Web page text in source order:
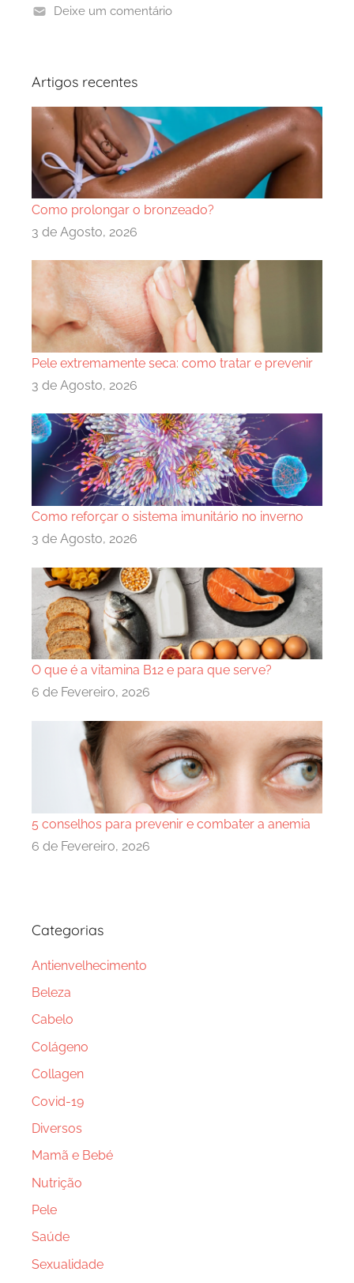
Deixe um comentário
Artigos recentes
Como prolongar o bronzeado?
3 de Agosto, 2026
Pele extremamente seca: como tratar e prevenir
3 de Agosto, 2026
Como reforçar o sistema imunitário no inverno
3 de Agosto, 2026
O que é a vitamina B12 e para que serve?
6 de Fevereiro, 2026
5 conselhos para prevenir e combater a anemia
6 de Fevereiro, 2026
Categorias
Antienvelhecimento
Beleza
Cabelo
Colágeno
Collagen
Covid-19
Diversos
Mamã e Bebé
Nutrição
Pele
Saúde
Sexualidade